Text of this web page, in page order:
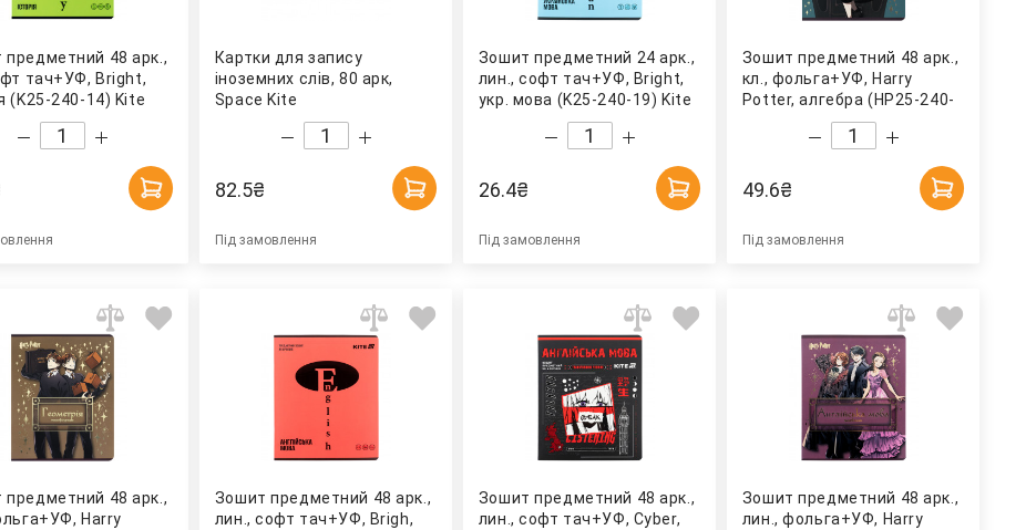
предметний 48 арк.,
тач+УФ, Bright,
(K25-240-14) Kite
Картки для запису
іноземних слів, 80 арк,
Space Kite
82.5₴
Під замовлення
Зошит предметний 24 арк.,
лин., софт тач+УФ, Bright,
укр. мова (K25-240-19) Kite
26.4₴
Під замовлення
Зошит предметний 48 арк.,
кл., фольга+УФ, Harry
Potter, алгебра (HP25-240-
49.6₴
Під замовлення
предметний 48 арк.,
Harry
Зошит предметний 48 арк.,
лин., софт тач+УФ, Brigh,
Зошит предметний 48 арк.,
лин., софт тач+УФ, Cyber,
Зошит предметний 48 арк.,
лин., фольга+УФ, Harry